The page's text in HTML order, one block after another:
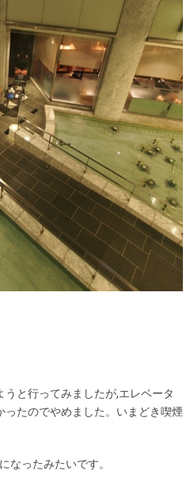
と行ってみましたが,エレベータ
たのでやめました。いまどき喫煙
なったみたいです。